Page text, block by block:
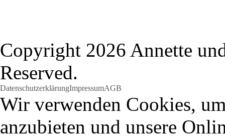
Copyright 2026 Annette
Reserved.
DatenschutzerklärungImpressumAGB
Wir verwenden Cookies,
anzubieten und unsere